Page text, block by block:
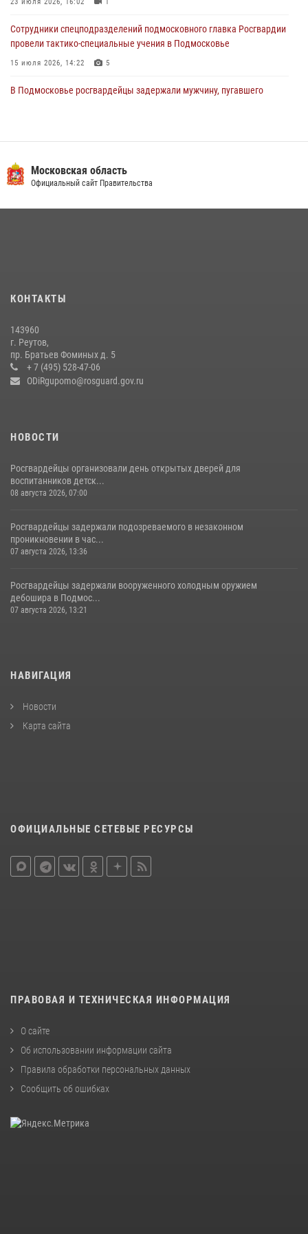
23 июля 2026, 16:02
Сотрудники спецподразделений подмосковного главка Росгвардии
провели тактико-специальные учения в Подмосковье
15 июля 2026, 14:22 5
В Подмосковье росгвардейцы задержали мужчину, пугавшего
беспилотников в ДНР
22 июля 2026, 14:27
18 июля 2026, 07:03
сотрудников спецподразделений в преодолении полосы
препятствий со стрельбой
14 июля 2026, 15:13
Московская область
Официальный сайт Правительства
КОНТАКТЫ
143960
г. Реутов,
пр. Братьев Фоминых д. 5
+ 7 (495) 528-47-06
ODiRgupomo@rosguard.gov.ru
НОВОСТИ
Росгвардейцы организовали день открытых дверей для
воспитанников детск...
08 августа 2026, 07:00
Росгвардейцы задержали подозреваемого в незаконном
проникновении в час...
07 августа 2026, 13:36
Росгвардейцы задержали вооруженного холодным оружием
дебошира в Подмос...
07 августа 2026, 13:21
НАВИГАЦИЯ
Новости
Карта сайта
ОФИЦИАЛЬНЫЕ СЕТЕВЫЕ РЕСУРСЫ
ПРАВОВАЯ И ТЕХНИЧЕСКАЯ ИНФОРМАЦИЯ
О сайте
Об использовании информации сайта
Правила обработки персональных данных
Сообщить об ошибках